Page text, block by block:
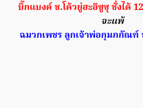
บิ๊กแบงค์ ช.โค้วยู่ฮะอีซูซุ ชั่งได้
จะแพ้
ฉมวกเพชร ลูกเจ้าพ่อกุมภกัณฑ์